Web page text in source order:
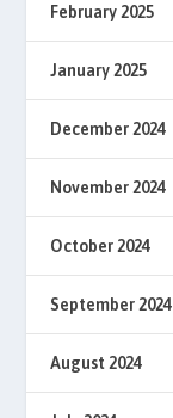
February 2025
January 2025
December 2024
November 2024
October 2024
September 2024
August 2024